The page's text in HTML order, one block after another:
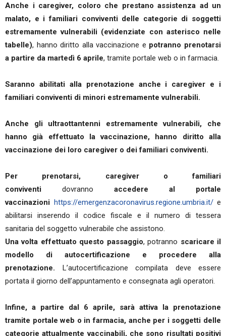
Anche i caregiver, coloro che prestano assistenza ad un
malato, e i familiari conviventi delle categorie di soggetti
estremamente vulnerabili (evidenziate con asterisco nelle
tabelle), hanno diritto alla vaccinazione e potranno prenotarsi
a partire da martedì 6 aprile, tramite portale web o in farmacia.
Saranno abilitati alla prenotazione anche i caregiver e i
familiari conviventi di minori estremamente vulnerabili.
Anche gli ultraottantenni estremamente vulnerabili, che
hanno già effettuato la vaccinazione, hanno diritto alla
vaccinazione dei loro caregiver o dei familiari conviventi.
Per prenotarsi, caregiver o familiari
conviventi dovranno accedere al portale
vaccinazioni https://emergenzacoronavirus.regione.umbria.it/e
abilitarsi inserendo il codice fiscale e il numero di tessera
sanitaria del soggetto vulnerabile che assistono.
Una volta effettuato questo passaggio, potranno scaricare il
modello di autocertificazione e procedere alla
prenotazione. L’autocertificazione compilata deve essere
portata il giorno dell’appuntamento e consegnata agli operatori.
Infine, a partire dal 6 aprile, sarà attiva la prenotazione
tramite portale web o in farmacia, anche per i soggetti delle
categorie attualmente vaccinabili, che sono risultati positivi